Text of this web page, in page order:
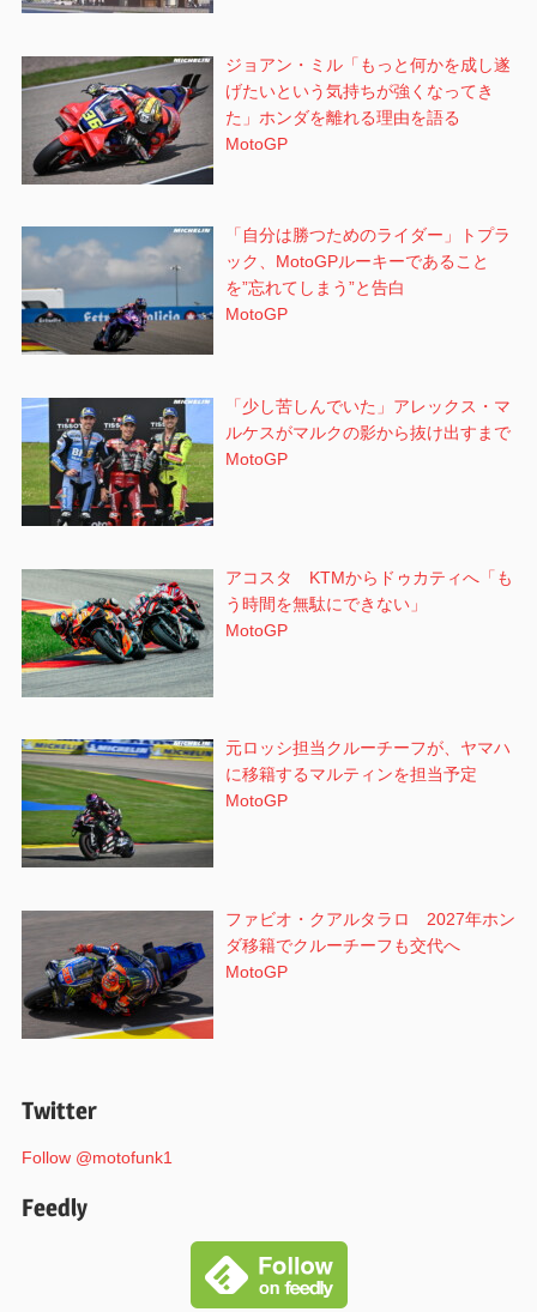
ジョアン・ミル「もっと何かを成し遂
げたいという気持ちが強くなってき
た」ホンダを離れる理由を語る
MotoGP
「自分は勝つためのライダー」トプラ
ック、MotoGPルーキーであること
を”忘れてしまう”と告白
MotoGP
「少し苦しんでいた」アレックス・マ
ルケスがマルクの影から抜け出すまで
MotoGP
アコスタ KTMからドゥカティへ「も
う時間を無駄にできない」
MotoGP
元ロッシ担当クルーチーフが、ヤマハ
に移籍するマルティンを担当予定
MotoGP
ファビオ・クアルタラロ 2027年ホン
ダ移籍でクルーチーフも交代へ
MotoGP
Twitter
Follow @motofunk1
Feedly